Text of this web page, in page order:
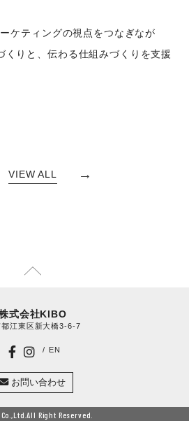
ケティングの視点をつなぎなが
くりと、伝わる仕組みづくりを支援
VIEW ALL →
式会社KIBO
都江東区新大橋3-6-7
EN
お問い合わせ
Right Reserved.